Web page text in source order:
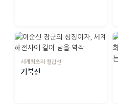
세계최초의 철갑선
거북선